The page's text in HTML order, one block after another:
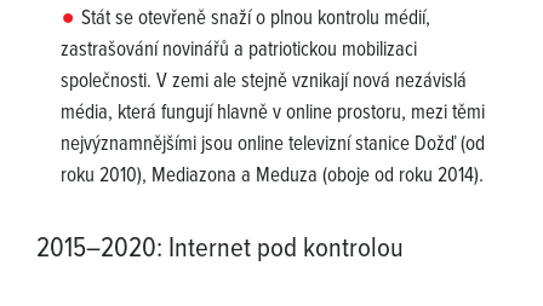
Stát se otevřeně snaží o plnou kontrolu médií,
zastrašování novinářů a patriotickou mobilizaci
společnosti. V zemi ale stejně vznikají nová nezávislá
média, která fungují hlavně v online prostoru, mezi těmi
nejvýznamnějšími jsou online televizní stanice Dožď (od
roku 2010), Mediazona a Meduza (oboje od roku 2014).
2015–2020: Internet pod kontrolou